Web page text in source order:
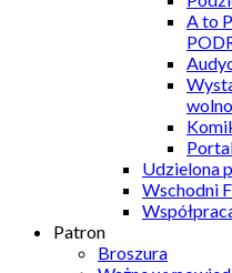
A to
Udzielona
Wschodni
Patron
Broszura